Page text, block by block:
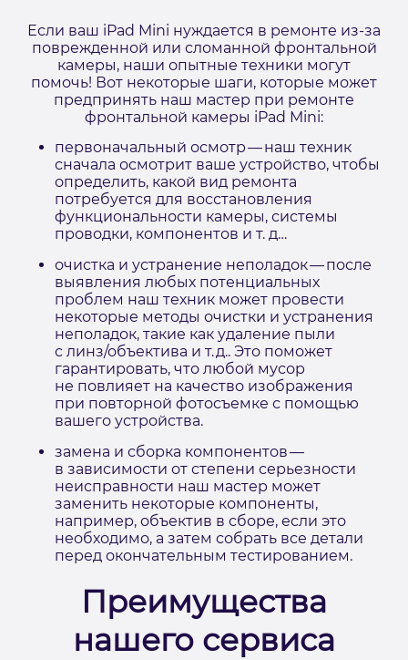
Если ваш iPad Mini нуждается в ремонте из-за
поврежденной или сломанной фронтальной
камеры, наши опытные техники могут
помочь! Вот некоторые шаги, которые может
предпринять наш мастер при ремонте
фронтальной камеры iPad Mini:
первоначальный осмотр — наш техник
сначала осмотрит ваше устройство, чтобы
определить, какой вид ремонта
потребуется для восстановления
функциональности камеры, системы
проводки, компонентов и т. д…
очистка и устранение неполадок — после
выявления любых потенциальных
проблем наш техник может провести
некоторые методы очистки и устранения
неполадок, такие как удаление пыли
с линз/объектива и т. д.. Это поможет
гарантировать, что любой мусор
не повлияет на качество изображения
при повторной фотосъемке с помощью
вашего устройства.
замена и сборка компонентов —
в зависимости от степени серьезности
неисправности наш мастер может
заменить некоторые компоненты,
например, объектив в сборе, если это
необходимо, а затем собрать все детали
перед окончательным тестированием.
Преимущества
нашего сервиса